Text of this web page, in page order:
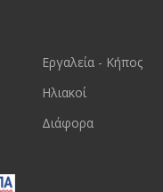
Εργαλεία - Κήπος
Ηλιακοί
Διάφορα